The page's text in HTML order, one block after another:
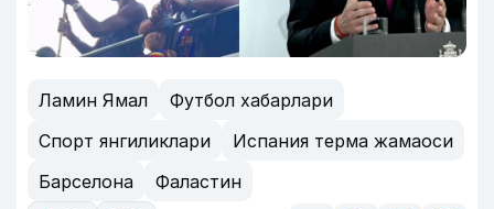
Ламин Ямал
Футбол хабарлари
Спорт янгиликлари
Испания терма жамаоси
Барселона
Фаластин